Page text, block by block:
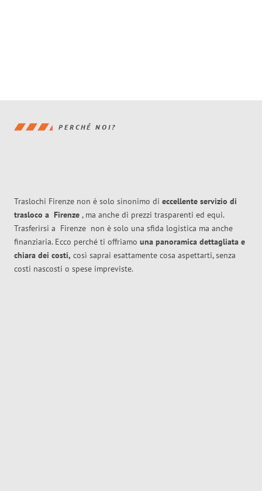
PERCHÉ NOI?
Traslochi Firenze non è solo sinonimo di eccellente servizio di
trasloco a Firenze , ma anche di prezzi trasparenti ed equi.
Trasferirsi a Firenze non è solo una sfida logistica ma anche
finanziaria. Ecco perché ti offriamo una panoramica dettagliata e
chiara dei costi, così saprai esattamente cosa aspettarti, senza
costi nascosti o spese impreviste.